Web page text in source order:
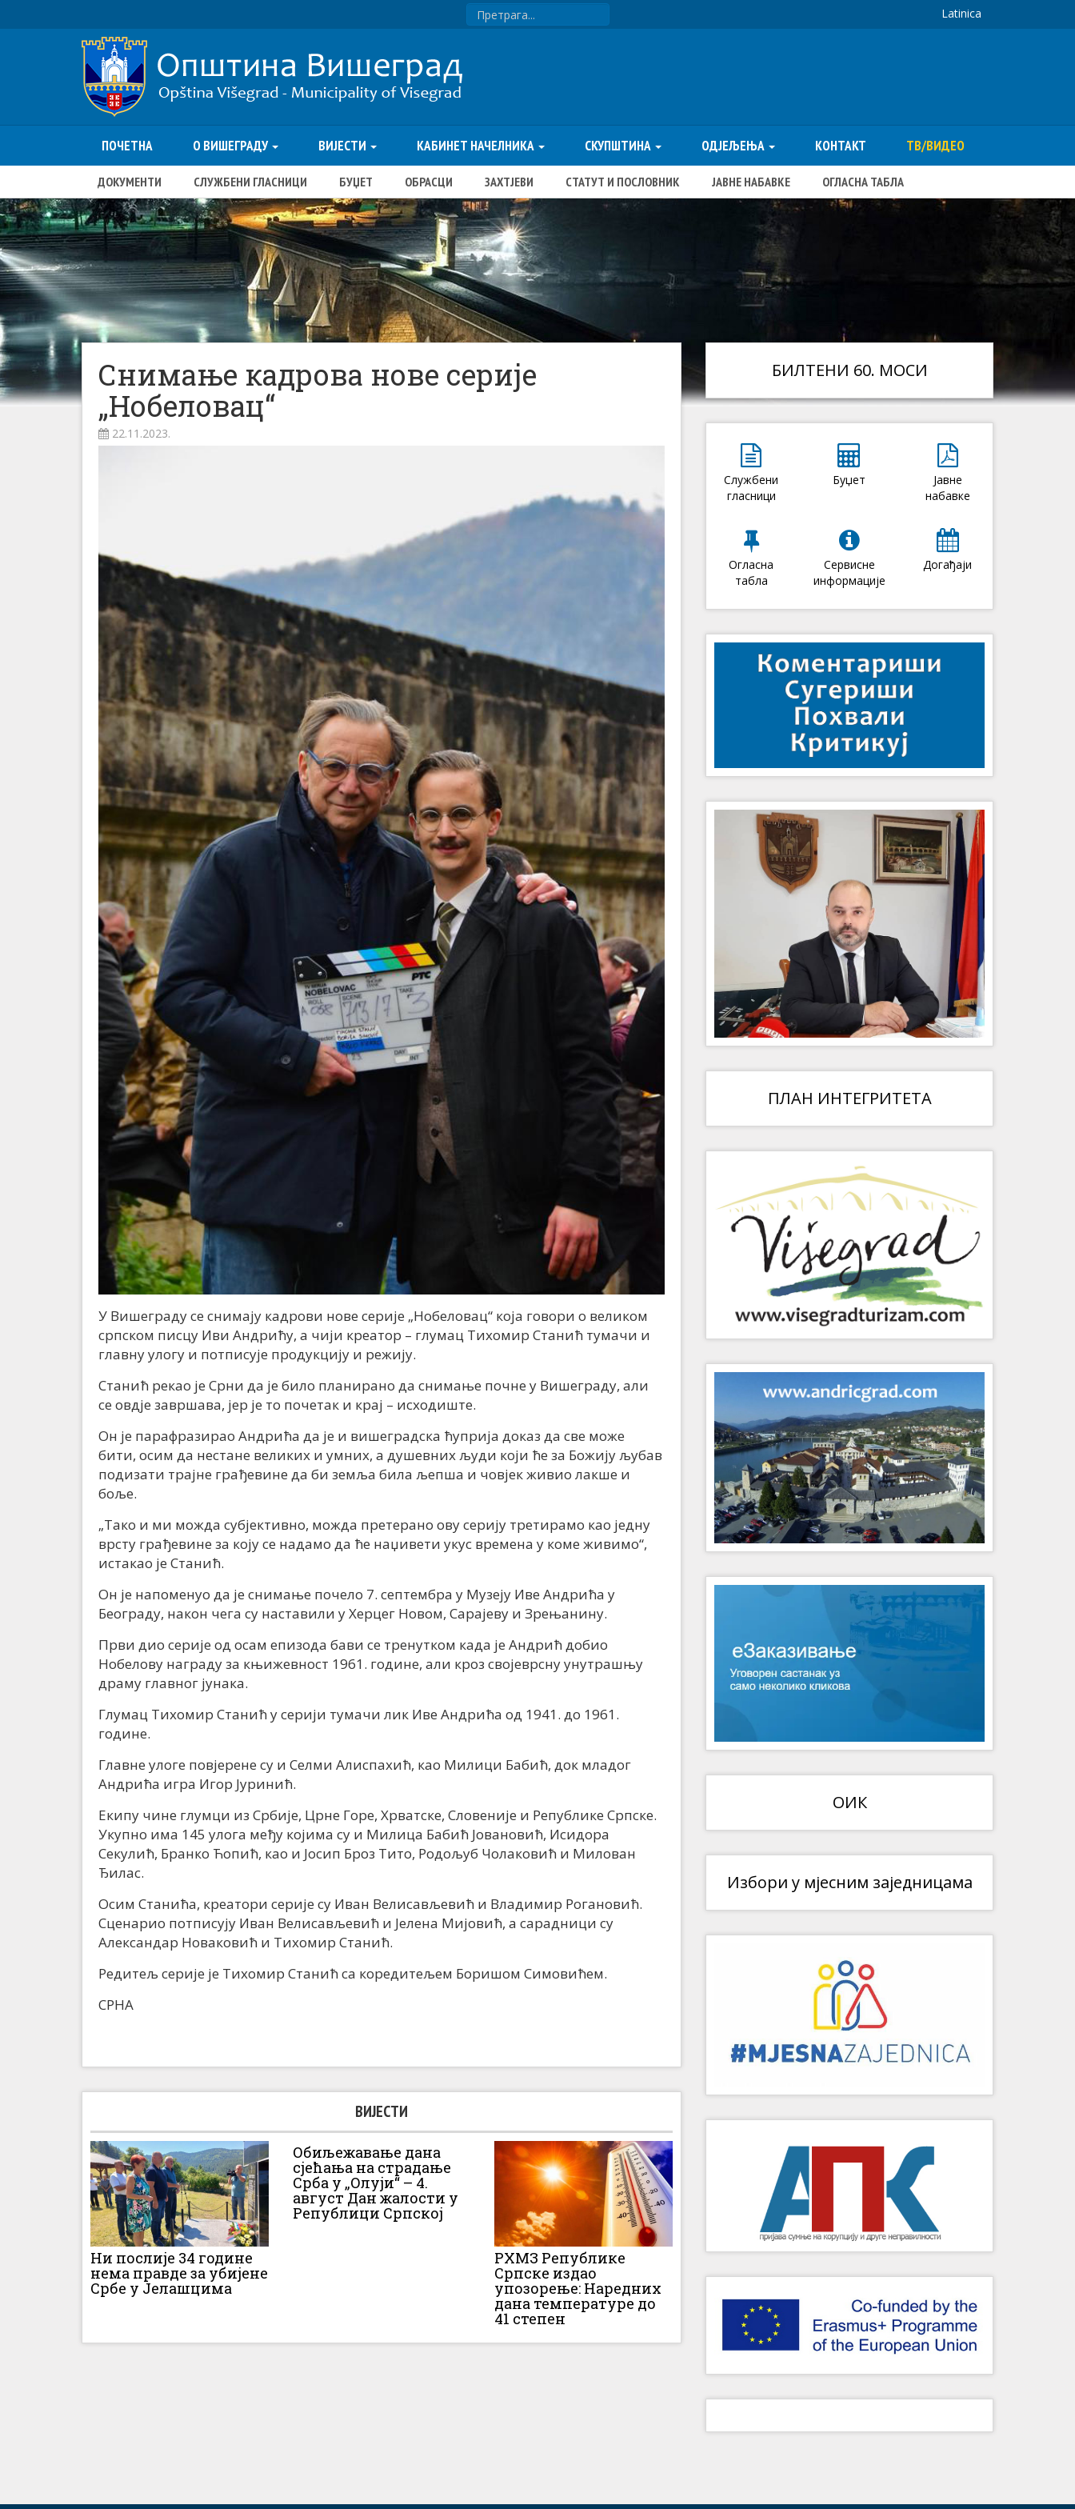
Latinica
ПОЧЕТНА О ВИШЕГРАДУ ВИЈЕСТИ КАБИНЕТ НАЧЕЛНИКА СКУПШТИНА ОДЈЕЉЕЊА КОНТАКТ ТВ/ВИДЕО
ДОКУМЕНТИ СЛУЖБЕНИ ГЛАСНИЦИ БУЏЕТ ОБРАСЦИ ЗАХТЈЕВИ СТАТУТ И ПОСЛОВНИК ЈАВНЕ НАБАВКЕ ОГЛАСНА ТАБЛА
Снимање кадрова нове серије
„Нобеловац“
22.11.2023.
У Вишеграду се снимају кадрови нове серије „Нобеловац“ која говори о великом
српском писцу Иви Андрићу, а чији креатор – глумац Тихомир Станић тумачи и
главну улогу и потписује продукцију и режију.
Станић рекао је Срни да је било планирано да снимање почне у Вишеграду, али
се овдје завршава, јер је то почетак и крај – исходиште.
Он је парафразирао Андрића да је и вишеградска ћуприја доказ да све може
бити, осим да нестане великих и умних, а душевних људи који ће за Божију љубав
подизати трајне грађевине да би земља била љепша и човјек живио лакше и
боље.
„Тако и ми можда субјективно, можда претерано ову серију третирамо као једну
врсту грађевине за коју се надамо да ће наџивети укус времена у коме живимо“,
истакао је Станић.
Он је напоменуо да је снимање почело 7. септембра у Музеју Иве Андрића у
Београду, након чега су наставили у Херцег Новом, Сарајеву и Зрењанину.
Први дио серије од осам епизода бави се тренутком када је Андрић добио
Нобелову награду за књижевност 1961. године, али кроз својеврсну унутрашњу
драму главног јунака.
Глумац Тихомир Станић у серији тумачи лик Иве Андрића од 1941. до 1961.
године.
Главне улоге повјерене су и Селми Алиспахић, као Милици Бабић, док младог
Андрића игра Игор Јуринић.
Екипу чине глумци из Србије, Црне Горе, Хрватске, Словеније и Републике Српске.
Укупно има 145 улога међу којима су и Милица Бабић Јовановић, Исидора
Секулић, Бранко Ћопић, као и Јосип Броз Тито, Родољуб Чолаковић и Милован
Ђилас.
Осим Станића, креатори серије су Иван Велисављевић и Владимир Рогановић.
Сценарио потписују Иван Велисављевић и Јелена Мијовић, а сарадници су
Александар Новаковић и Тихомир Станић.
Редитељ серије је Тихомир Станић са коредитељем Боришом Симовићем.
СРНА
ВИЈЕСТИ
Ни послије 34 године
нема правде за убијене
Србе у Јелашцима
Обиљежавање дана
сјећања на страдање
Срба у „Олуји“ – 4.
август Дан жалости у
Републици Српској
РХМЗ Републике
Српске издао
упозорење: Наредних
дана температуре до
41 степен
БИЛТЕНИ 60. МОСИ
Службени
гласници
Буџет
Јавне
набавке
Огласна
табла
Сервисне
информације
Догађаји
ПЛАН ИНТЕГРИТЕТА
ОИК
Избори у мјесним заједницама